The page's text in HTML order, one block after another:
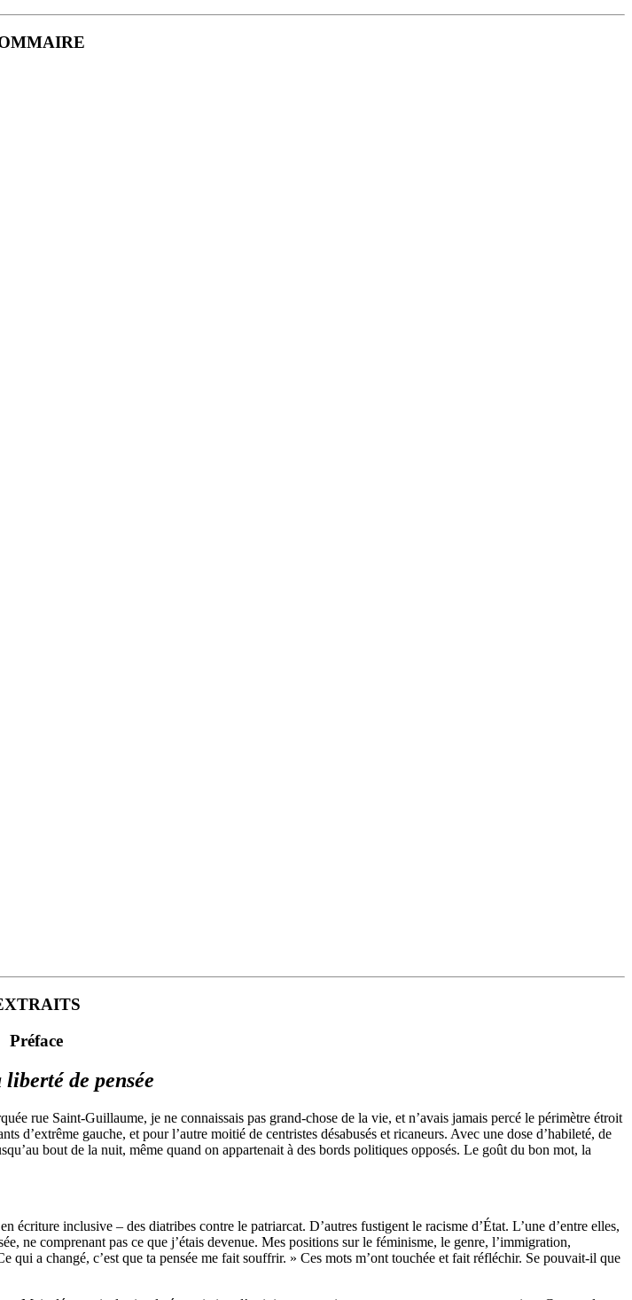
Préface
de pensée
rue Saint-Guillaume, je ne connaissais pas grand-chose de la vie, et n’avais jamais percé le périmètre étroit
d’extrême gauche, et pour l’autre moitié de centristes désabusés et ricaneurs. Avec une dose d’habileté, de
bout de la nuit, même quand on appartenait à des bords politiques opposés. Le goût du bon mot, la
écriture inclusive – des diatribes contre le patriarcat. D’autres fustigent le racisme d’État. L’une d’entre elles,
ne comprenant pas ce que j’étais devenue. Mes positions sur le féminisme, le genre, l’immigration,
qui a changé, c’est que ta pensée me fait souffrir. » Ces mots m’ont touchée et fait réfléchir. Se pouvait-il que